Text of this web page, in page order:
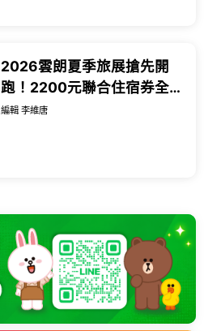
2026雲朗夏季旅展搶先開
跑！2200元聯合住宿券全
台玩透透，日月潭雲品湖景
編輯 李維唐